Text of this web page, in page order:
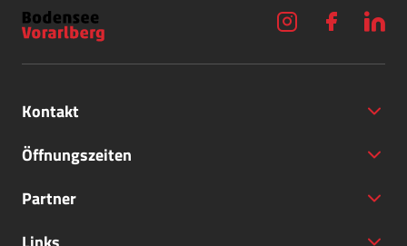
Kontakt
+43 (5572) 40797
Öffnungszeiten
Partner